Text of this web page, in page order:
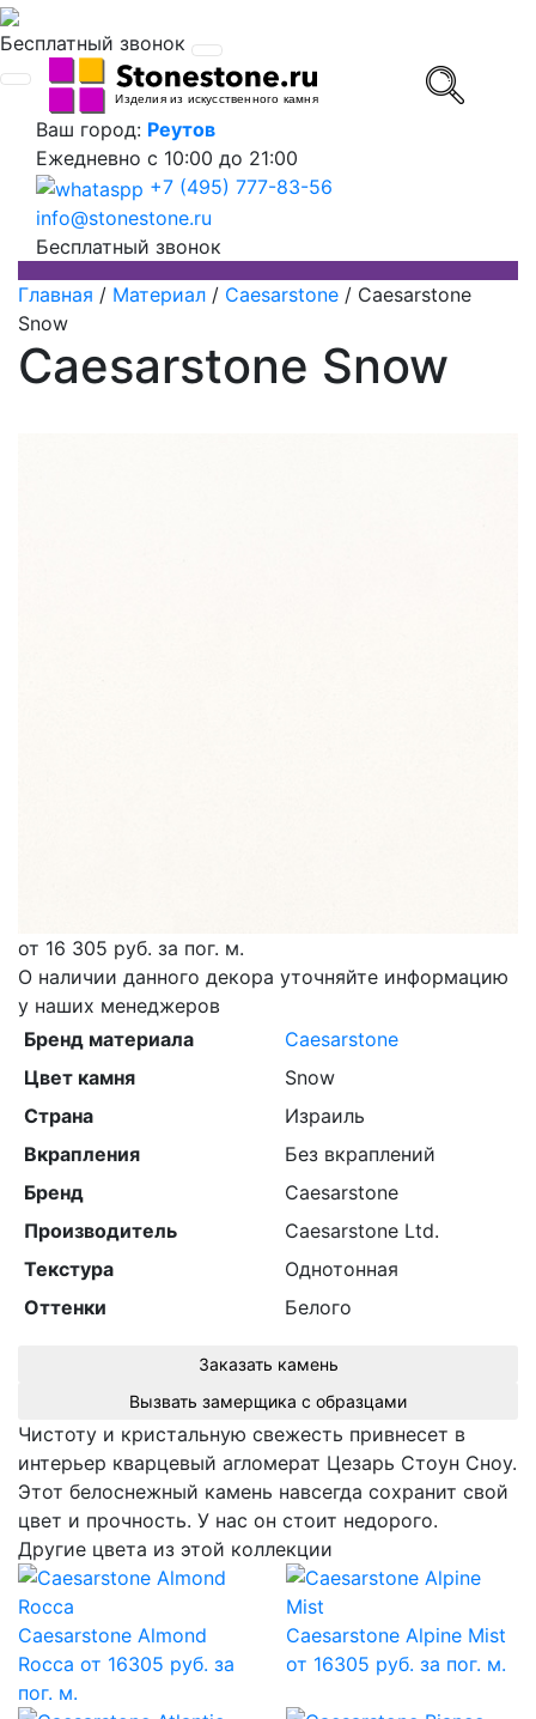
Бесплатный звонок
Ваш город: Реутов
Ежедневно с 10:00 до 21:00
+7 (495) 777-83-56
info@stonestone.ru
Бесплатный звонок
Главная / Материал / Caesarstone / Caesarstone
Snow
Caesarstone Snow
от 16 305 руб. за пог. м.
О наличии данного декора уточняйте информацию
у наших менеджеров
Бренд материала
Caesarstone
Цвет камня
Snow
Страна
Израиль
Вкрапления
Без вкраплений
Бренд
Caesarstone
Производитель
Caesarstone Ltd.
Текстура
Однотонная
Оттенки
Белого
Заказать камень
Вызвать замерщика с образцами
Чистоту и кристальную свежесть привнесет в
интерьер кварцевый агломерат Цезарь Стоун Сноу.
Этот белоснежный камень навсегда сохранит свой
цвет и прочность. У нас он стоит недорого.
Другие цвета из этой коллекции
Caesarstone Almond
Rocca от 16305 руб. за
пог. м.
Caesarstone Alpine Mist
от 16305 руб. за пог. м.